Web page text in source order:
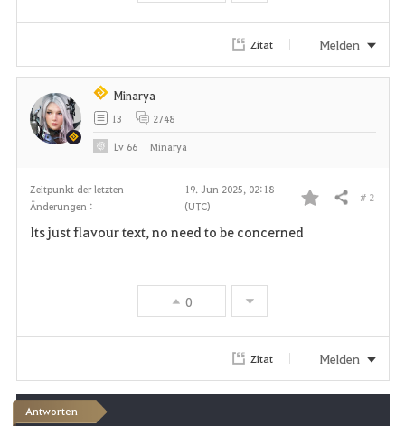
i
Zitat Melden
Zeitpunkt der letzten
Änderungen :
19. Jun 2025, 02:18
(UTC)
F
i
Teilen # 2
Its just flavour text, no need to be concerned
0
Minarya
13 2748
Lv 66 Minarya
Zitat Melden
Antworten